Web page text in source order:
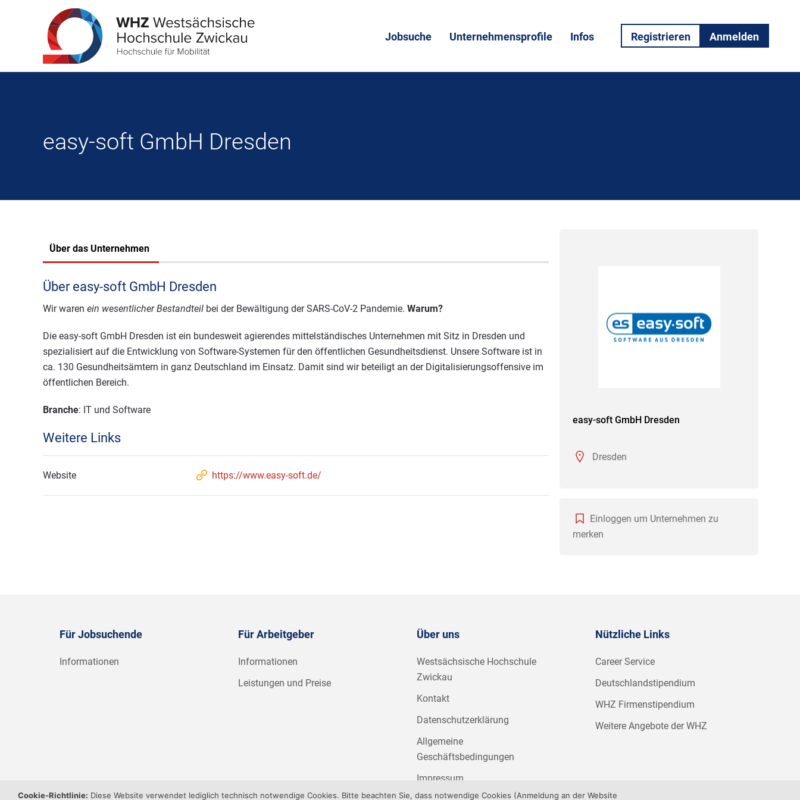
Jobsuche Unternehmensprofile Infos Registrieren Anmelden
easy-soft GmbH Dresden
Über das Unternehmen
Über easy-soft GmbH Dresden
Wir waren ein wesentlicher Bestandteil bei der Bewältigung der SARS-CoV-2 Pandemie. Warum?
Die easy-soft GmbH Dresden ist ein bundesweit agierendes mittelständisches Unternehmen mit Sitz in Dresden und
spezialisiert auf die Entwicklung von Software-Systemen für den öffentlichen Gesundheitsdienst. Unsere Software ist in
ca. 130 Gesundheitsämtern in ganz Deutschland im Einsatz. Damit sind wir beteiligt an der Digitalisierungsoffensive im
öffentlichen Bereich.
Branche: IT und Software
Weitere Links
Website https://www.easy-soft.de/
easy-soft GmbH Dresden
Dresden
Einloggen um Unternehmen zu
merken
Für Jobsuchende
Informationen
Für Arbeitgeber
Informationen
Leistungen und Preise
Über uns
Westsächsische Hochschule
Zwickau
Kontakt
Datenschutzerklärung
Allgemeine
Geschäftsbedingungen
Impressum
Nützliche Links
Career Service
Deutschlandstipendium
WHZ Firmenstipendium
Weitere Angebote der WHZ
Cookie-Richtlinie: Diese Website verwendet lediglich technisch notwendige Cookies. Bitte beachten Sie, dass notwendige Cookies (Anmeldung an der Website